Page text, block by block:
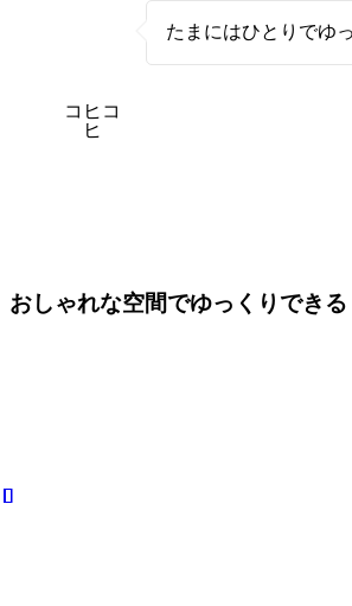
コヒコ
ヒ
たまにはひとりでゆ
おしゃれな空間でゆっくりでき